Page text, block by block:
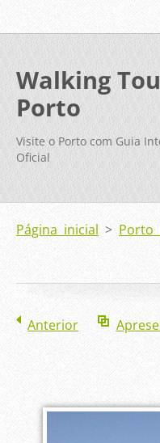
Walking
Porto
Visite o Porto com Guia
Oficial
Página inicial > Porto
Anterior